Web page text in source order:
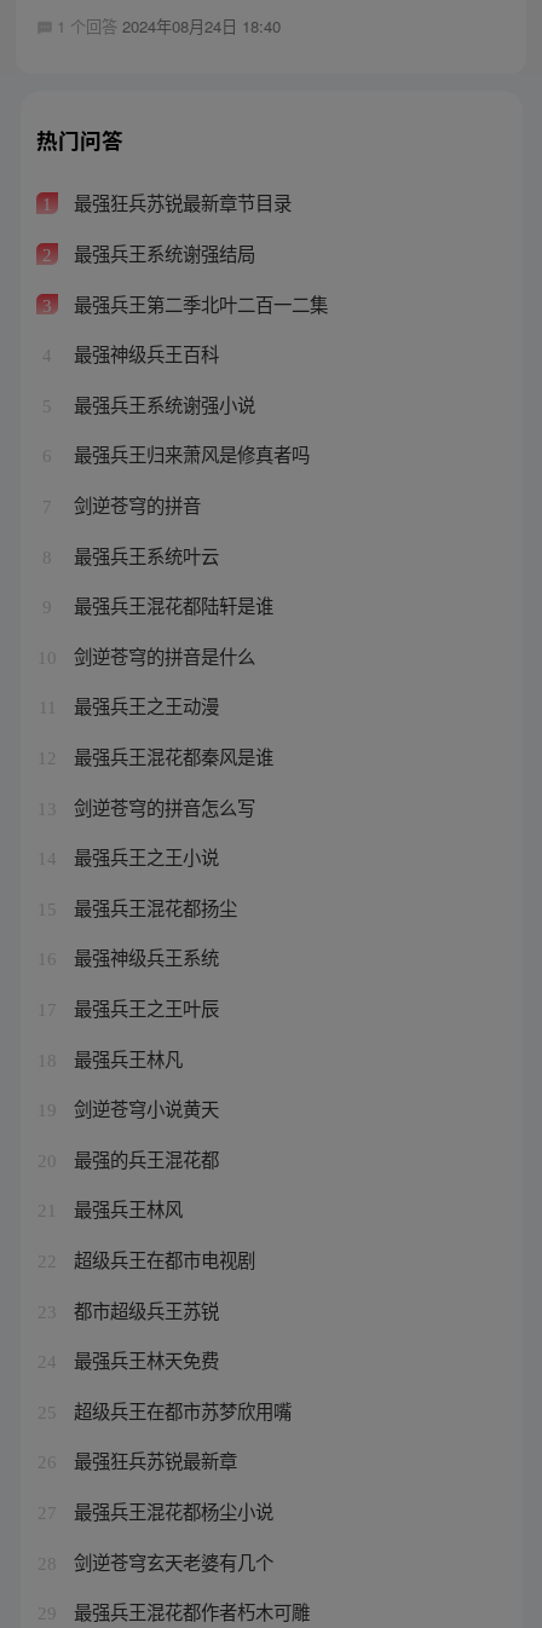
1 个回答 2024年08月24日 18:40
热门问答
1 最强狂兵苏锐最新章节目录
2 最强兵王系统谢强结局
3 最强兵王第二季北叶二百一二集
4 最强神级兵王百科
5 最强兵王系统谢强小说
6 最强兵王归来萧风是修真者吗
7 剑逆苍穹的拼音
8 最强兵王系统叶云
9 最强兵王混花都陆轩是谁
10 剑逆苍穹的拼音是什么
最强兵王之王动漫
12 最强兵王混花都秦风是谁
13 剑逆苍穹的拼音怎么写
14 最强兵王之王小说
15 最强兵王混花都扬尘
16 最强神级兵王系统
17 最强兵王之王叶辰
18 最强兵王林凡
19 剑逆苍穹小说黄天
20 最强的兵王混花都
21 最强兵王林风
22 超级兵王在都市电视剧
23 都市超级兵王苏锐
24 最强兵王林天免费
25 超级兵王在都市苏梦欣用嘴
26 最强狂兵苏锐最新章
27 最强兵王混花都杨尘小说
28 剑逆苍穹玄天老婆有几个
29 最强兵王混花都作者朽木可雕